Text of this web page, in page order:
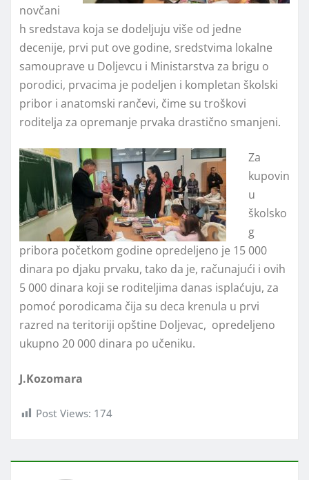
novčani
h sredstava koja se dodeljuju više od jedne
decenije, prvi put ove godine, sredstvima lokalne
samouprave u Doljevcu i Ministarstva za brigu o
porodici, prvacima je podeljen i kompletan školski
pribor i anatomski rančevi, čime su troškovi
roditelja za opremanje prvaka drastično smanjeni.
Za
kupovin
u
školsko
g
pribora početkom godine opredeljeno je 15 000
dinara po djaku prvaku, tako da je, računajući i ovih
5 000 dinara koji se roditeljima danas isplaćuju, za
pomoć porodicama čija su deca krenula u prvi
razred na teritoriji opštine Doljevac, opredeljeno
ukupno 20 000 dinara po učeniku.
J.Kozomara
Post Views: 174